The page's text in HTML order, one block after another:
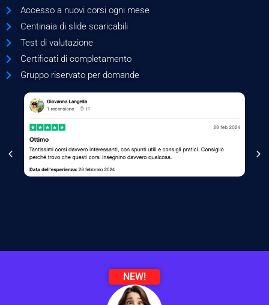
Accesso a nuovi corsi ogni mese
Centinaia di slide scaricabili
Test di valutazione
Certificati di completamento
Gruppo riservato per domande
NEW!